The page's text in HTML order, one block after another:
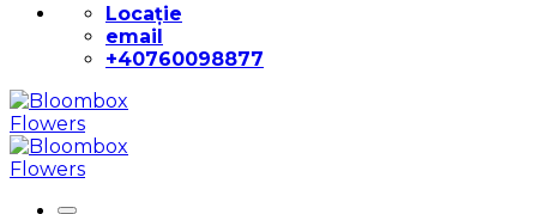
Locație
email
+40760098877